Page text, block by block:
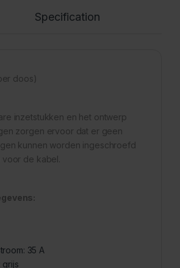
Specification
doos)
inzetstukken en het ontwerp
zorgen ervoor dat er geen
kunnen worden ingeschroefd
de kabel.
35 A
grijs